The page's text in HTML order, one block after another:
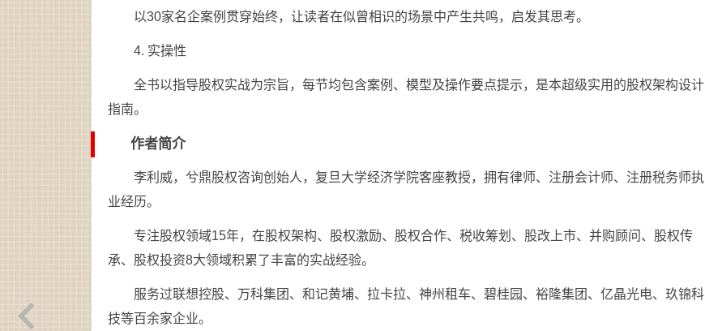
以30家名企案例贯穿始终，让读者在似曾相识的场景中产生共鸣，启发其思考。
4. 实操性
全书以指导股权实战为宗旨，每节均包含案例、模型及操作要点提示，是本超级实用的股权架构设计
指南。
作者简介
李利威，兮鼎股权咨询创始人，复旦大学经济学院客座教授，拥有律师、注册会计师、注册税务师执
业经历。
专注股权领域15年，在股权架构、股权激励、股权合作、税收筹划、股改上市、并购顾问、股权传
承、股权投资8大领域积累了丰富的实战经验。
服务过联想控股、万科集团、和记黄埔、拉卡拉、神州租车、碧桂园、裕隆集团、亿晶光电、玖锦科
技等百余家企业。